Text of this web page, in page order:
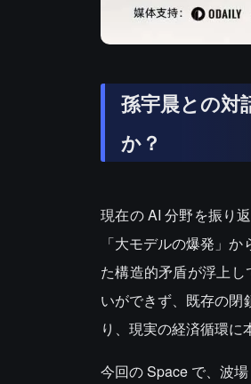
孫宇晨との対
か？
現在の AI 分野を振り
「大モデルの爆発」
た構造的矛盾が浮上
いができず、既存の閉
り、現実の経済循環に
今回の Space で、波